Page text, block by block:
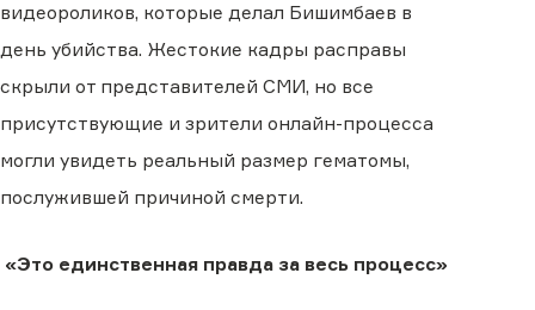
видеороликов, которые делал Бишимбаев в
день убийства. Жестокие кадры расправы
скрыли от представителей СМИ, но все
присутствующие и зрители онлайн-процесса
могли увидеть реальный размер гематомы,
послужившей причиной смерти.
«Это единственная правда за весь процесс»